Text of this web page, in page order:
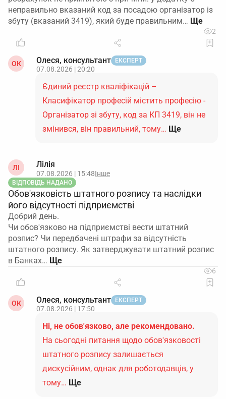
неправильно вказаний код за посадою організатор із
збуту (вказаний 3419), який буде правильним…
2
ОК Олеся, консультант ЕКСПЕРТ
07.08.2026 | 20:20
Єдиний реєстр кваліфікацій –
Класифікатор професій містить професію -
Організатор зі збуту, код за КП 3419, він не
змінився, він правильний, тому… Ще
ЛІ Лілія
07.08.2026 | 15:48Інше
ВІДПОВІДЬ НАДАНО
Обов'язковість штатного розпису та наслідки
його відсутності підприємстві
Добрий день.
Чи обов'язково на підприємстві вести штатний
розпис? Чи передбачені штрафи за відсутність
штатного розпису. Як затверджувати штатний розпис
в Банках…
6
ОК Олеся, консультант ЕКСПЕРТ
07.08.2026 | 17:50
Ні, не обов'язково, але рекомендовано.
На сьогодні питання щодо обов'язковості
штатного розпису залишається
дискусійним, однак для роботодавців, у
тому… Ще